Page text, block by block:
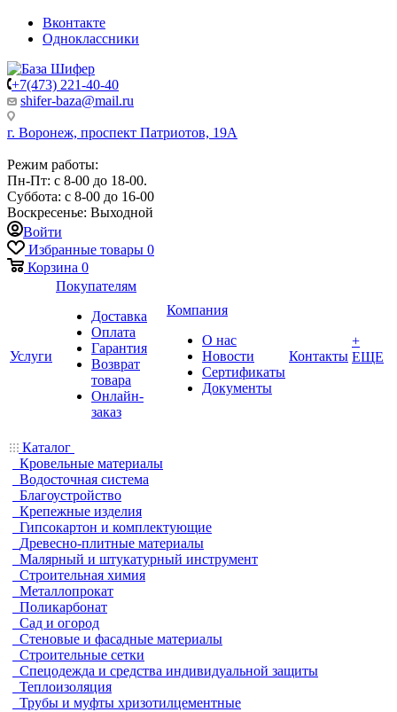
Вконтакте
Одноклассники
+7(473) 221-40-40
shifer-baza@mail.ru
г. Воронеж, проспект Патриотов, 19А
Режим работы:
Пн-Пт: с 8-00 до 18-00.
Суббота: с 8-00 до 16-00
Воскресенье: Выходной
Войти
Избранные товары 0
Корзина 0
Услуги
Покупателям
Доставка
Оплата
Гарантия
Возврат
товара
Онлайн-
заказ
Компания
О нас
Новости
Сертификаты
Документы
Контакты
+
ЕЩЕ
Каталог
Кровельные материалы
Водосточная система
Благоустройство
Крепежные изделия
Гипсокартон и комплектующие
Древесно-плитные материалы
Малярный и штукатурный инструмент
Строительная химия
Металлопрокат
Поликарбонат
Сад и огород
Стеновые и фасадные материалы
Строительные сетки
Спецодежда и средства индивидуальной защиты
Теплоизоляция
Трубы и муфты хризотилцементные